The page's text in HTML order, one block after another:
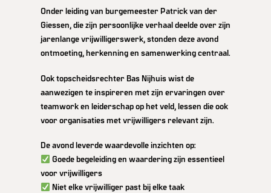
Onder leiding van burgemeester Patrick van der
Giessen, die zijn persoonlijke verhaal deelde over zijn
jarenlange vrijwilligerswerk, stonden deze avond
ontmoeting, herkenning en samenwerking centraal.
Ook topscheidsrechter Bas Nijhuis wist de
aanwezigen te inspireren met zijn ervaringen over
teamwork en leiderschap op het veld, lessen die ook
voor organisaties met vrijwilligers relevant zijn.
De avond leverde waardevolle inzichten op:
Goede begeleiding en waardering zijn essentieel
voor vrijwilligers
Niet elke vrijwilliger past bij elke taak